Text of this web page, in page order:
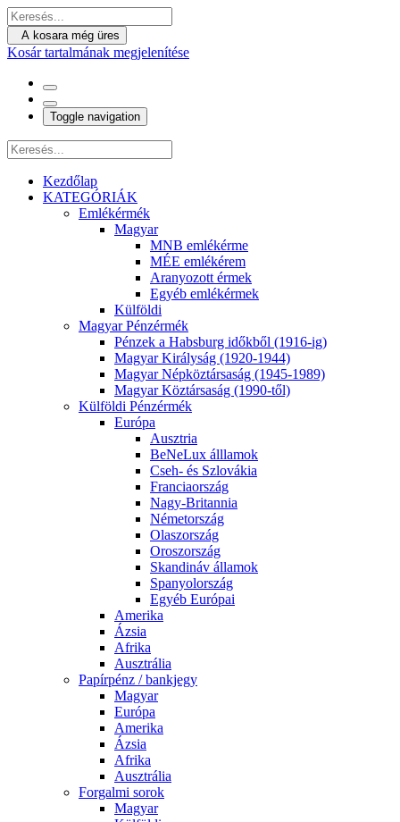
A kosara még üres
Kosár tartalmának megjelenítése
Toggle navigation
Kezdőlap
KATEGÓRIÁK
Emlékérmék
Magyar
MNB emlékérme
MÉE emlékérem
Aranyozott érmek
Egyéb emlékérmek
Külföldi
Magyar Pénzérmék
Pénzek a Habsburg időkből (1916-ig)
Magyar Királyság (1920-1944)
Magyar Népköztársaság (1945-1989)
Magyar Köztársaság (1990-től)
Külföldi Pénzérmék
Európa
Ausztria
BeNeLux álllamok
Cseh- és Szlovákia
Franciaország
Nagy-Britannia
Németország
Olaszország
Oroszország
Skandináv államok
Spanyolország
Egyéb Európai
Amerika
Ázsia
Afrika
Ausztrália
Papírpénz / bankjegy
Magyar
Európa
Amerika
Ázsia
Afrika
Ausztrália
Forgalmi sorok
Magyar